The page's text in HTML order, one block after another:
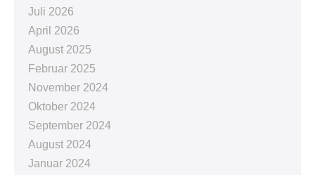
Juli 2026
April 2026
August 2025
Februar 2025
November 2024
Oktober 2024
September 2024
August 2024
Januar 2024